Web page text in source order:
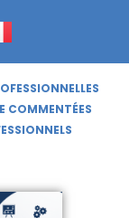
COMMENTÉES